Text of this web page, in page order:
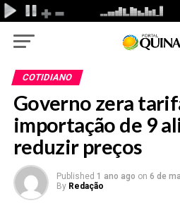
COTIDIANO
Governo zera
importação de 9
reduzir preços
Published 1 ano ago on 6 de
By Redação